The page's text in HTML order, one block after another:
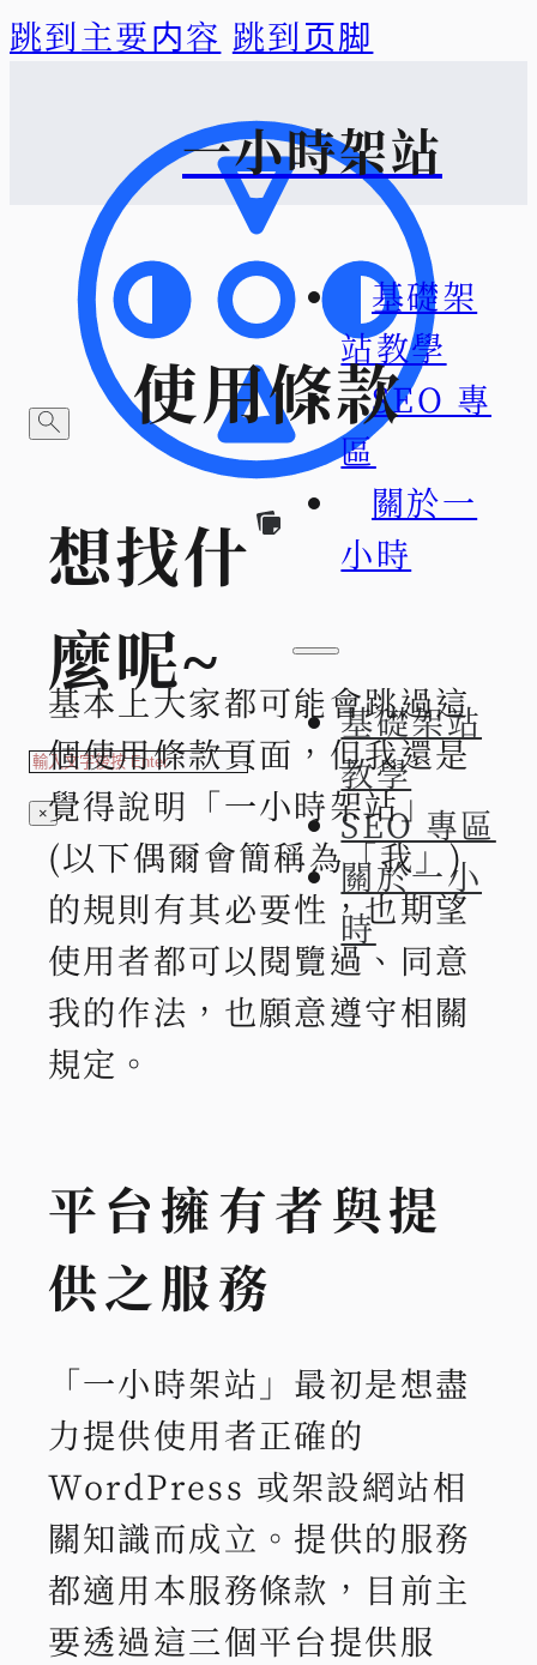
跳到主要内容 跳到页脚
一小時架站
基礎架
站教學
SEO 專
區
關於一
小時
基礎架站
教學
SEO 專區
關於一小
時
想找什
麼呢~
搜
索
×
使用條款
基本上大家都可能會跳過這
個使用條款頁面，但我還是
覺得說明「一小時架站」
(以下偶爾會簡稱為「我」)
的規則有其必要性，也期望
使用者都可以閱覽過、同意
我的作法，也願意遵守相關
規定。
平台擁有者與提
供之服務
「一小時架站」最初是想盡
力提供使用者正確的
WordPress 或架設網站相
關知識而成立。提供的服務
都適用本服務條款，目前主
要透過這三個平台提供服